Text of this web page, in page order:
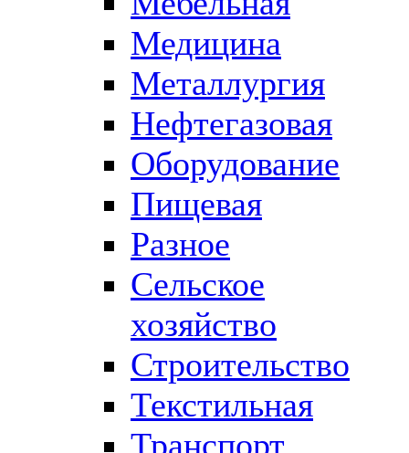
Медицина
Металлургия
Нефтегазовая
Оборудование
Пищевая
Разное
Сельское
хозяйство
Строительство
Текстильная
Транспорт